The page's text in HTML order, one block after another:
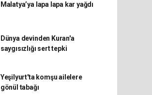
Malatya’ya lapa lapa kar yağdı
Dünya devinden Kuran'a
saygısızlığı sert tepki
Yeşilyurt'ta komşu ailelere
gönül tabağı